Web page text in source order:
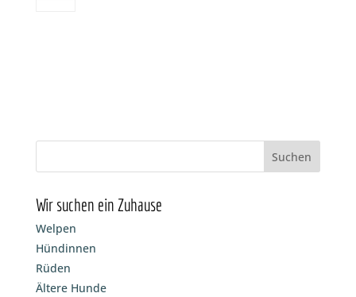
Wir suchen ein Zuhause
Welpen
Hündinnen
Rüden
Ältere Hunde